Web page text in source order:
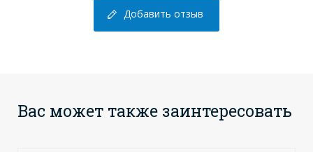
Добавить отзыв
Вас может также заинтересовать